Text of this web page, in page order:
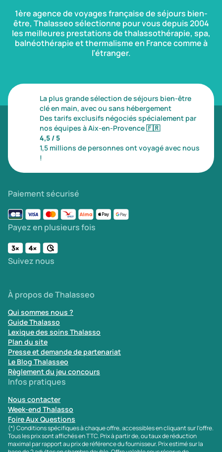
1ère agence de voyages française de séjours bien-
être, Thalasseo sélectionne pour vous depuis 2004
les meilleures prestations de thalassothérapie, spa,
balnéothérapie et thermalisme en France comme à
l’étranger.
La plus grande sélection de séjours bien-être
clé en main, avec ou sans hébergement
Des tarifs exclusifs négociés spécialement par
nos équipes à Aix-en-Provence🇫🇷
4,5 / 5
1,5 millions de personnes ont voyagé avec nous
!
Paiement sécurisé
Payez en plusieurs fois
Suivez nous
À propos de Thalasseo
Qui sommes nous ?
Guide Thalasso
Lexique des soins Thalasso
Plan du site
Presse et demande de partenariat
Le Blog Thalasseo
Règlement du jeu concours
Infos pratiques
Nous contacter
Week-end Thalasso
Foire Aux Questions
(*) Conditions spécifiques à chaque offre, accessibles en cliquant sur l'offre.
Tous les prix sont affichés en TTC. Prix à partir de, ou taux de réduction
maximal par rapport au prix de référence du fournisseur. Prix estimé sur la